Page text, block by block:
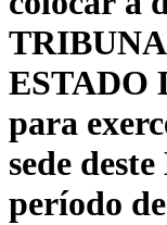
ESTADO
para
sede
período